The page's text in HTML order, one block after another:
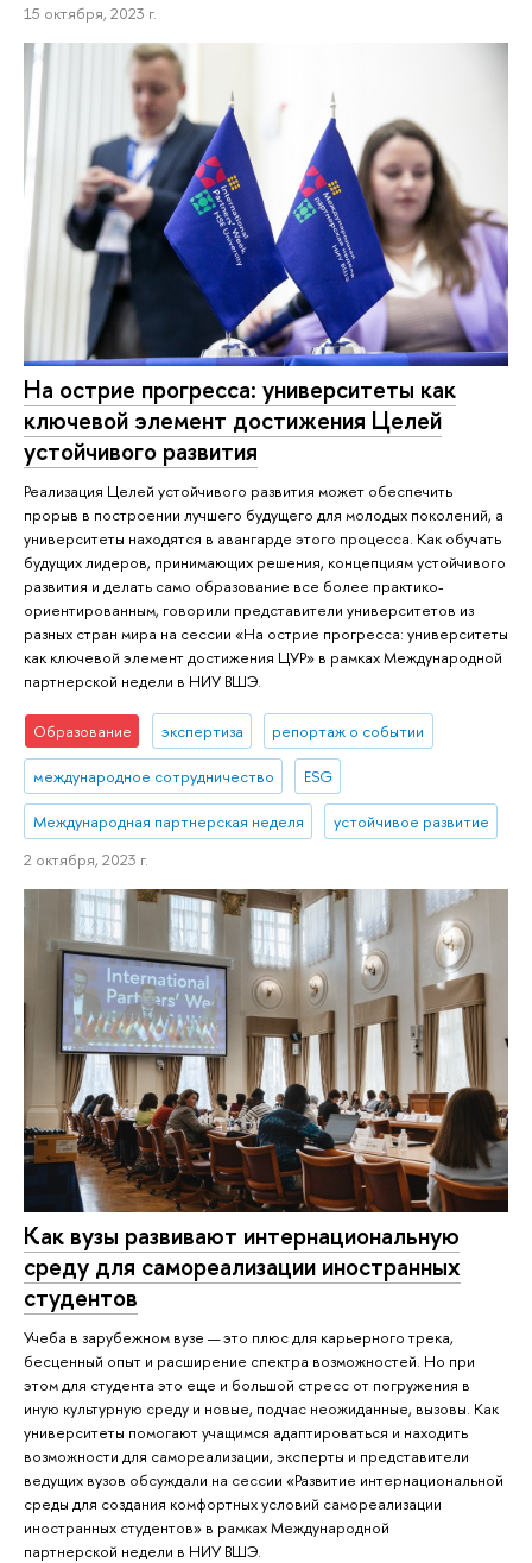
15 октября, 2023 г.
На острие прогресса: университеты как
ключевой элемент достижения Целей
устойчивого развития
Реализация Целей устойчивого развития может обеспечить
прорыв в построении лучшего будущего для молодых поколений, а
университеты находятся в авангарде этого процесса. Как обучать
будущих лидеров, принимающих решения, концепциям устойчивого
развития и делать само образование все более практико-
ориентированным, говорили представители университетов из
разных стран мира на сессии «На острие прогресса: университеты
как ключевой элемент достижения ЦУР» в рамках Международной
партнерской недели в НИУ ВШЭ.
Образование экспертиза репортаж о событии
международное сотрудничество ESG
Международная партнерская неделя
устойчивое развитие
2 октября, 2023 г.
Как вузы развивают интернациональную
среду для самореализации иностранных
студентов
Учеба в зарубежном вузе — это плюс для карьерного трека,
бесценный опыт и расширение спектра возможностей. Но при
этом для студента это еще и большой стресс от погружения в
иную культурную среду и новые, подчас неожиданные, вызовы. Как
университеты помогают учащимся адаптироваться и находить
возможности для самореализации, эксперты и представители
ведущих вузов обсуждали на сессии «Развитие интернациональной
среды для создания комфортных условий самореализации
иностранных студентов» в рамках Международной
партнерской недели в НИУ ВШЭ.